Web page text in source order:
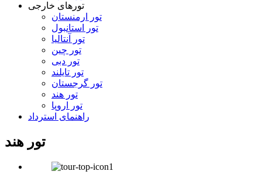
تورهای خارجی
تور ارمنستان
تور استانبول
تور آنتالیا
تور چین
تور دبی
تور تایلند
تور گرجستان
تور هند
تور اروپا
راهنمای استرداد
تور هند